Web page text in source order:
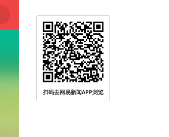
扫码去网易新闻APP浏览